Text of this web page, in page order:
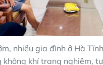
nhiều gia đình ở Hà
không khí trang nghiêm,